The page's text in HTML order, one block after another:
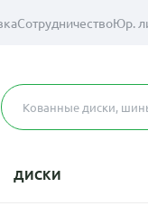
СотрудничествоЮр.
ДИСКИ